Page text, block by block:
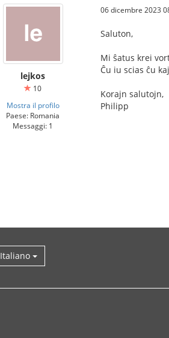
lejkos
10
Mostra il profilo
Paese: Romania
Messaggi: 1
06 dicembre 2023
Saluton,
Mi ŝatus krei
Ĉu iu scias ĉu
Korajn salutojn,
Philipp
Italiano